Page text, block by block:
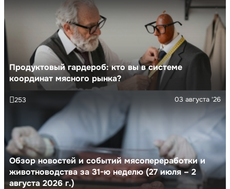
Продуктовый гардероб: кто вы в системе
координат мясного рынка?
Обзор новостей и событий мясопереработки и
животноводства за 31-ю неделю (27 июля – 2
августа 2026 г.)
03 августа '26
253